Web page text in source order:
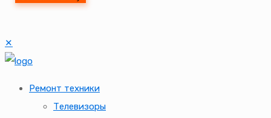
✕
Ремонт техники
Телевизоры